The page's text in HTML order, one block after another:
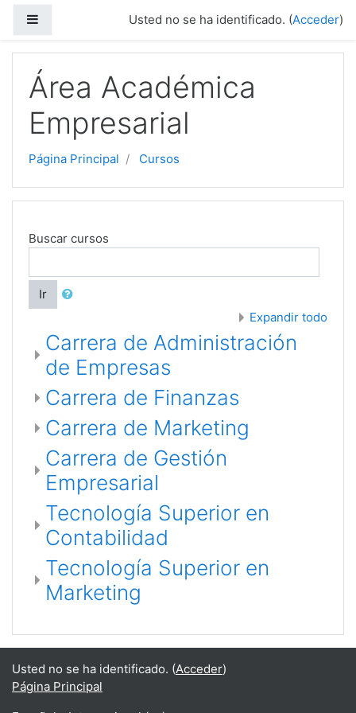
Usted no se ha identificado. (Acceder)
Área Académica
Empresarial
Página Principal Cursos
Buscar cursos
Ir
Expandir todo
Carrera de Administración
de Empresas
Carrera de Finanzas
Carrera de Marketing
Carrera de Gestión
Empresarial
Tecnología Superior en
Contabilidad
Tecnología Superior en
Marketing
Usted no se ha identificado. (Acceder)
Página Principal